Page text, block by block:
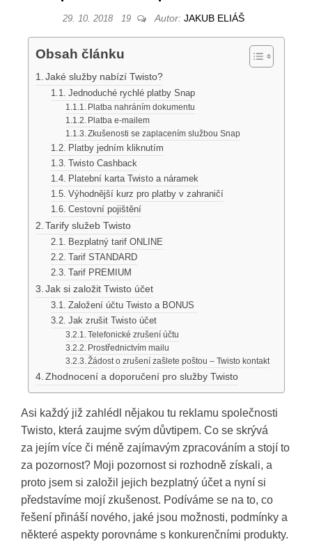
29. 10. 2018 19 Autor: JAKUB ELIÁŠ
Obsah článku
Jaké služby nabízí Twisto?
Jednoduché rychlé platby Snap
Platba nahráním dokumentu
Platba e-mailem
Zkušenosti se zaplacením službou Snap
Platby jedním kliknutím
Twisto Cashback
Platební karta Twisto a náramek
Výhodnější kurz pro platby v zahraničí
Cestovní pojištění
Tarify služeb Twisto
Bezplatný tarif ONLINE
Tarif STANDARD
Tarif PREMIUM
Jak si založit Twisto účet
Založení účtu Twisto a BONUS
Jak zrušit Twisto účet
Telefonické zrušení účtu
Prostřednictvím mailu
Žádost o zrušení zašlete poštou – Twisto kontakt
Zhodnocení a doporučení pro služby Twisto
Asi každý již zahlédl nějakou tu reklamu společnosti
Twisto, která zaujme svým důvtipem. Co se skrývá
za jejím více či méně zajímavým zpracováním a stojí to
za pozornost? Moji pozornost si rozhodně získali, a
proto jsem si založil jejich bezplatný účet a nyní si
představíme mojí zkušenost. Podíváme se na to, co
řešení přináší nového, jaké jsou možnosti, podmínky a
některé aspekty porovnáme s konkurenčními produkty.